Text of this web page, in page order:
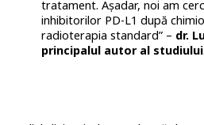
tratament. Așadar, noi am
inhibitorilor PD-L1 după
radioterapia standard” – dr.
principalul autor al studiului.